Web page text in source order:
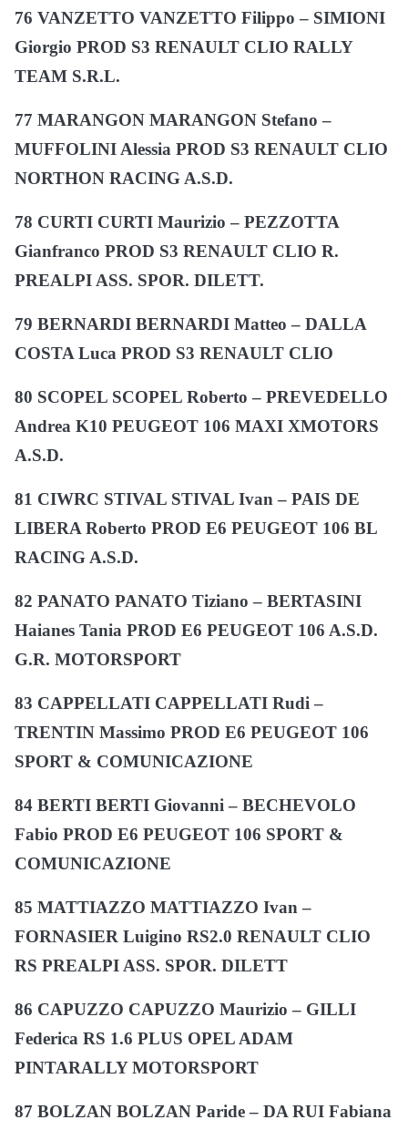
76 VANZETTO VANZETTO Filippo – SIMIONI
Giorgio PROD S3 RENAULT CLIO RALLY
TEAM S.R.L.
77 MARANGON MARANGON Stefano –
MUFFOLINI Alessia PROD S3 RENAULT CLIO
NORTHON RACING A.S.D.
78 CURTI CURTI Maurizio – PEZZOTTA
Gianfranco PROD S3 RENAULT CLIO R.
PREALPI ASS. SPOR. DILETT.
79 BERNARDI BERNARDI Matteo – DALLA
COSTA Luca PROD S3 RENAULT CLIO
80 SCOPEL SCOPEL Roberto – PREVEDELLO
Andrea K10 PEUGEOT 106 MAXI XMOTORS
A.S.D.
81 CIWRC STIVAL STIVAL Ivan – PAIS DE
LIBERA Roberto PROD E6 PEUGEOT 106 BL
RACING A.S.D.
82 PANATO PANATO Tiziano – BERTASINI
Haianes Tania PROD E6 PEUGEOT 106 A.S.D.
G.R. MOTORSPORT
83 CAPPELLATI CAPPELLATI Rudi –
TRENTIN Massimo PROD E6 PEUGEOT 106
SPORT & COMUNICAZIONE
84 BERTI BERTI Giovanni – BECHEVOLO
Fabio PROD E6 PEUGEOT 106 SPORT &
COMUNICAZIONE
85 MATTIAZZO MATTIAZZO Ivan –
FORNASIER Luigino RS2.0 RENAULT CLIO
RS PREALPI ASS. SPOR. DILETT
86 CAPUZZO CAPUZZO Maurizio – GILLI
Federica RS 1.6 PLUS OPEL ADAM
PINTARALLY MOTORSPORT
87 BOLZAN BOLZAN Paride – DA RUI Fabiana